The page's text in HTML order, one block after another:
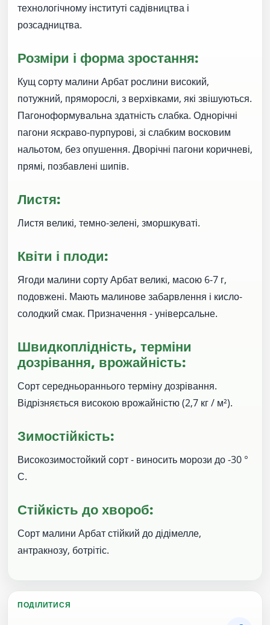
технологічному інституті садівництва і
розсадництва.
Розміри і форма зростання:
Кущ сорту малини Арбат рослини високий,
потужний, пряморослі, з верхівками, які звішуються.
Пагоноформувальна здатність слабка. Однорічні
пагони яскраво-пурпурові, зі слабким восковим
нальотом, без опушення. Дворічні пагони коричневі,
прямі, позбавлені шипів.
Листя:
Листя великі, темно-зелені, зморшкуваті.
Квіти і плоди:
Ягоди малини сорту Арбат великі, масою 6-7 г,
подовжені. Мають малинове забарвлення і кисло-
солодкий смак. Призначення - універсальне.
Швидкоплідність, терміни
дозрівання, врожайність:
Сорт середньораннього терміну дозрівання.
Відрізняється високою врожайністю (2,7 кг / м²).
Зимостійкість:
Високозимостойкий сорт - виносить морози до -30 °
С.
Стійкість до хвороб:
Сорт малини Арбат стійкий до дідімелле,
антракнозу, ботрітіс.
ПОДІЛИТИСЯ